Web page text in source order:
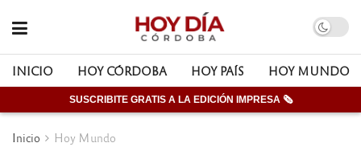
INICIO HOY CÓRDOBA HOY PAÍS HOY MUNDO
SUSCRIBITE GRATIS A LA EDICIÓN IMPRESA 🗞
Inicio Hoy Mundo